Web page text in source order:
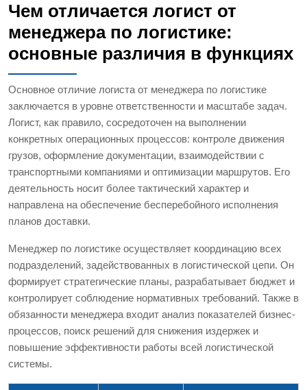
Чем отличается логист от
менеджера по логистике:
основные различия в функциях
Основное отличие логиста от менеджера по логистике
заключается в уровне ответственности и масштабе задач.
Логист, как правило, сосредоточен на выполнении
конкретных операционных процессов: контроле движения
грузов, оформление документации, взаимодействии с
транспортными компаниями и оптимизации маршрутов. Его
деятельность носит более тактический характер и
направлена на обеспечение бесперебойного исполнения
планов доставки.
Менеджер по логистике осуществляет координацию всех
подразделений, задействованных в логистической цепи. Он
формирует стратегические планы, разрабатывает бюджет и
контролирует соблюдение нормативных требований. Также в
обязанности менеджера входит анализ показателей бизнес-
процессов, поиск решений для снижения издержек и
повышение эффективности работы всей логистической
системы.